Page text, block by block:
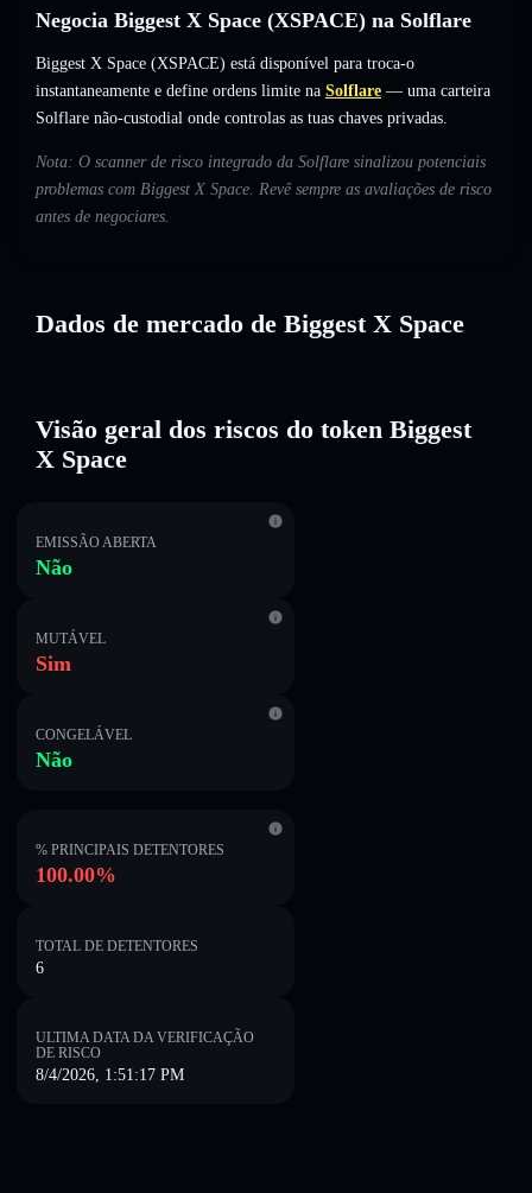
Negocia Biggest X Space (XSPACE) na Solflare
Biggest X Space (XSPACE) está disponível para troca-o
instantaneamente e define ordens limite na Solflare — uma carteira
Solflare não-custodial onde controlas as tuas chaves privadas.
Nota: O scanner de risco integrado da Solflare sinalizou potenciais
problemas com Biggest X Space. Revê sempre as avaliações de risco
antes de negociares.
Dados de mercado de Biggest X Space
Visão geral dos riscos do token Biggest
X Space
EMISSÃO ABERTA
Não
MUTÁVEL
Sim
CONGELÁVEL
Não
% PRINCIPAIS DETENTORES
100.00%
TOTAL DE DETENTORES
6
ULTIMA DATA DA VERIFICAÇÃO
DE RISCO
8/4/2026, 1:51:17 PM